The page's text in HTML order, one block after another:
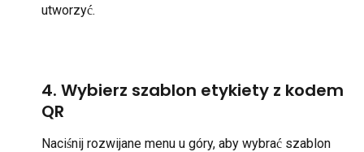
utworzyć.
4. Wybierz szablon etykiety z kodem
QR
Naciśnij rozwijane menu u góry, aby wybrać szablon